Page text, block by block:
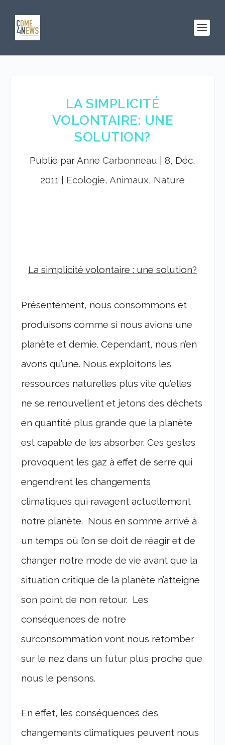
LA SIMPLICITÉ
VOLONTAIRE: UNE
SOLUTION?
Publié parAnne Carbonneau
8, Déc,
2011
Ecologie, Animaux, Nature
La simplicité volontaire : une solution?
Présentement, nous consommons et
produisons comme si nous avions une
planète et demie. Cependant, nous n’en
avons qu’une. Nous exploitons les
ressources naturelles plus vite qu’elles
ne se renouvellent et jetons des déchets
en quantité plus grande que la planète
est capable de les absorber. Ces gestes
provoquent les gaz à effet de serre qui
engendrent les changements
climatiques qui ravagent actuellement
notre planète. Nous en somme arrivé à
un temps où l’on se doit de réagir et de
changer notre mode de vie avant que la
situation critique de la planète n’atteigne
son point de non retour. Les
conséquences de notre
surconsommation vont nous retomber
sur le nez dans un futur plus proche que
nous le pensons.
En effet, les conséquences des
changements climatiques peuvent nous